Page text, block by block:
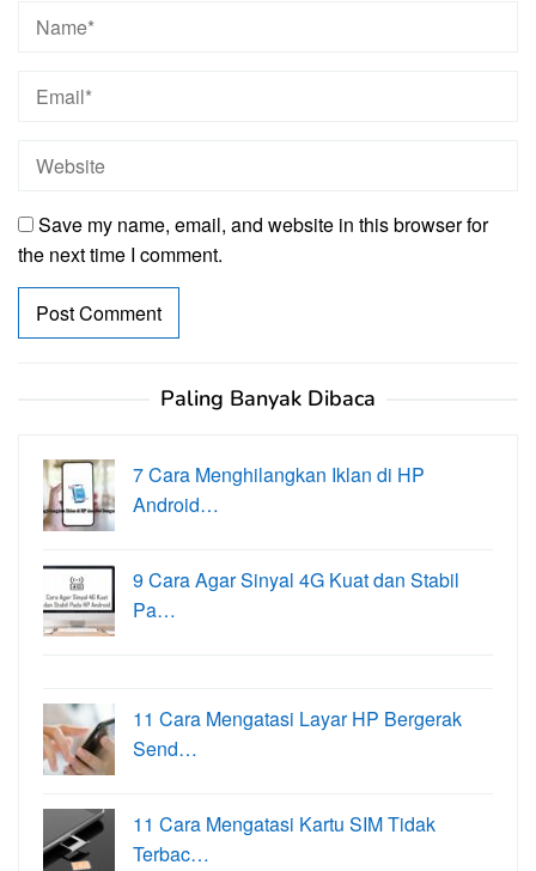
Save my name, email, and website in this browser for
the next time I comment.
Paling Banyak Dibaca
7 Cara Menghilangkan Iklan di HP
Android…
9 Cara Agar Sinyal 4G Kuat dan Stabil
Pa…
11 Cara Mengatasi Layar HP Bergerak
Send…
11 Cara Mengatasi Kartu SIM Tidak
Terbac…